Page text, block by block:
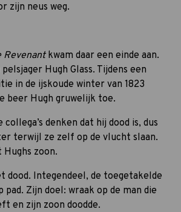
zijn neus weg.
Revenant kwam daar een einde aan.
Hugh Glass. Tijdens een
in de ijskoude winter van 1823
beer Hugh gruwelijk toe.
collega’s denken dat hij dood is, dus
terwijl ze zelf op de vlucht slaan.
Hughs zoon.
dood. Integendeel, de toegetakelde
pad. Zijn doel: wraak op de man die
en zijn zoon doodde.